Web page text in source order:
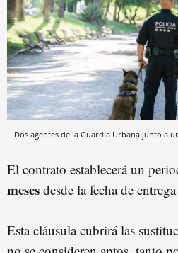
Dos agentes de la Guardia Urbana junto a
El contrato establecerá un
meses desde la fecha de
Esta cláusula cubrirá las